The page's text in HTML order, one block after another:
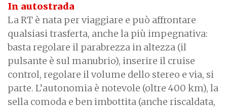
In autostrada
La RT è nata per viaggiare e può affrontare
qualsiasi trasferta, anche la più impegnativa:
basta regolare il parabrezza in altezza (il
pulsante è sul manubrio), inserire il cruise
control, regolare il volume dello stereo e via, si
parte. L’autonomia è notevole (oltre 400 km), la
sella comoda e ben imbottita (anche riscaldata,